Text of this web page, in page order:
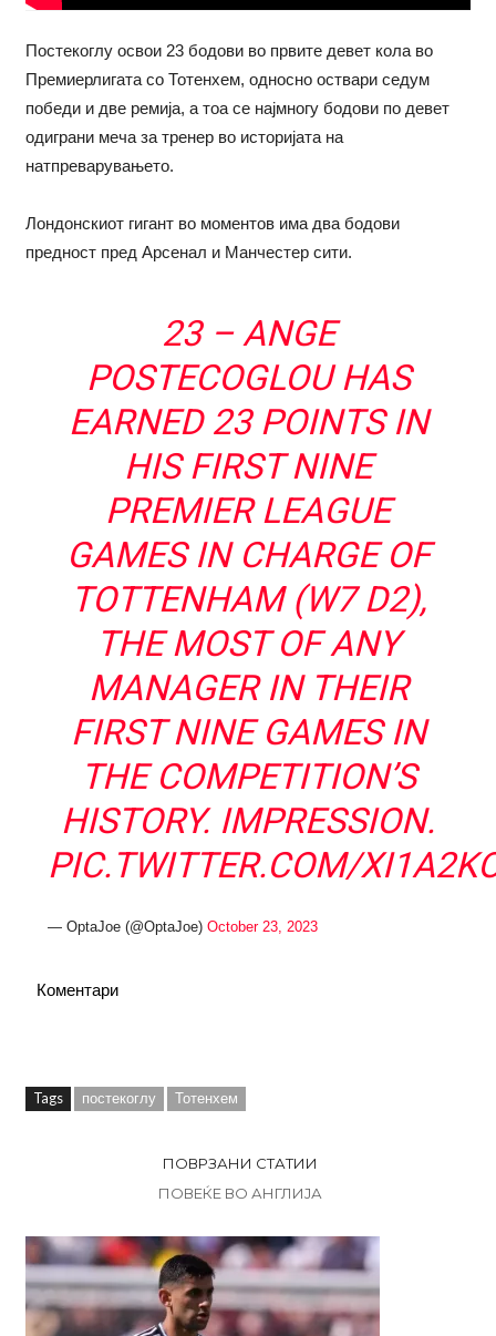
Постекоглу освои 23 бодови во првите девет кола во
Премиерлигата со Тотенхем, односно оствари седум
победи и две ремија, а тоа се најмногу бодови по девет
одиграни меча за тренер во историјата на
натпреварувањето.
Лондонскиот гигант во моментов има два бодови
предност пред Арсенал и Манчестер сити.
23 – ANGE
POSTECOGLOU HAS
EARNED 23 POINTS IN
HIS FIRST NINE
PREMIER LEAGUE
GAMES IN CHARGE OF
TOTTENHAM (W7 D2),
THE MOST OF ANY
MANAGER IN THEIR
FIRST NINE GAMES IN
THE COMPETITION’S
HISTORY. IMPRESSION.
PIC.TWITTER.COM/
— OptaJoe (@OptaJoe) October 23, 2023
Коментари
Tags постекоглу Тотенхем
ПОВРЗАНИ СТАТИИ
ПОВЕЌЕ ВО АНГЛИЈА